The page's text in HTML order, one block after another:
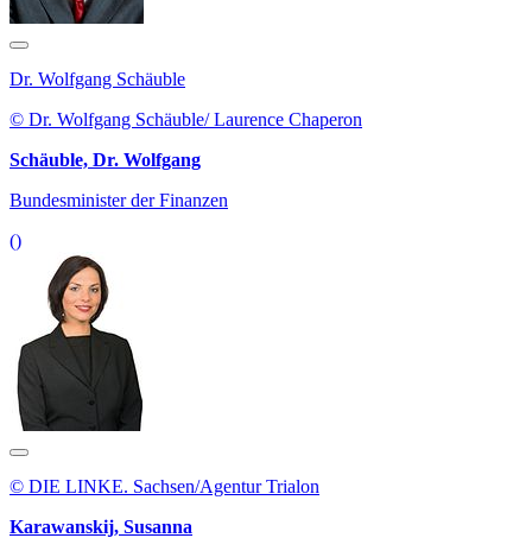
Dr. Wolfgang Schäuble
© Dr. Wolfgang Schäuble/ Laurence Chaperon
Schäuble, Dr. Wolfgang
Bundesminister der Finanzen
()
© DIE LINKE. Sachsen/Agentur Trialon
Karawanskij, Susanna